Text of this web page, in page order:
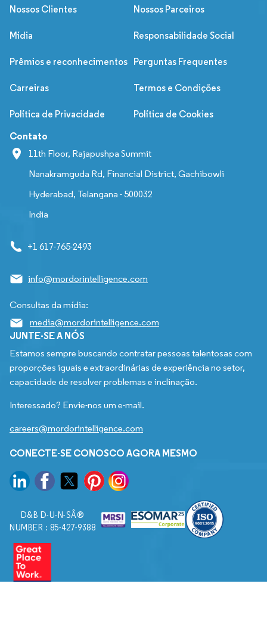
Nossos Clientes Nossos Parceiros
Mídia Responsabilidade Social
Prêmios e reconhecimentos Perguntas Frequentes
Carreiras Termos e Condições
Política de Privacidade Política de Cookies
Contato
11th Floor, Rajapushpa Summit
Nanakramguda Rd, Financial District, Gachibowli
Hyderabad, Telangana - 500032
India
+1 617-765-2493
info@mordorintelligence.com
Consultas da mídia:
media@mordorintelligence.com
JUNTE-SE A NÓS
Estamos sempre buscando contratar pessoas talentosas com
proporções iguais e extraordinárias de experiência no setor,
capacidade de resolver problemas e inclinação.
Interessado? Envie-nos um e-mail.
careers@mordorintelligence.com
CONECTE-SE CONOSCO AGORA MESMO
D&B D-U-N-SÂ®
NUMBER : 85-427-9388